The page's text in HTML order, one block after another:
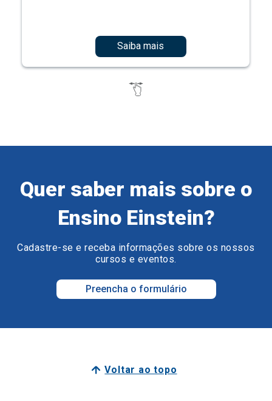
Saiba mais
Quer saber mais sobre o
Ensino Einstein?
Cadastre-se e receba informações sobre os nossos
cursos e eventos.
Preencha o formulário
Voltar ao topo